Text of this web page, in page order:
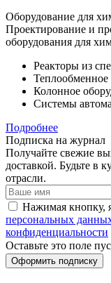
Оборудование для
Проектирование и
оборудования для
Реакторы из
Теплообменное
Колонное
Системы
Подробнее
Подписка на журнал
Получайте свежие
доставкой. Будьте в
отрасли.
Нажимая кнопку,
персональных
конфиденциальности
Оставьте это поле
Оформить подписку